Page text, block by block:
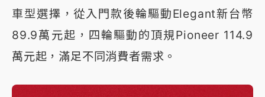
車型選擇，從入門款後輪驅動Elegant新台幣
89.9萬元起，四輪驅動的頂規Pioneer 114.9
萬元起，滿足不同消費者需求。